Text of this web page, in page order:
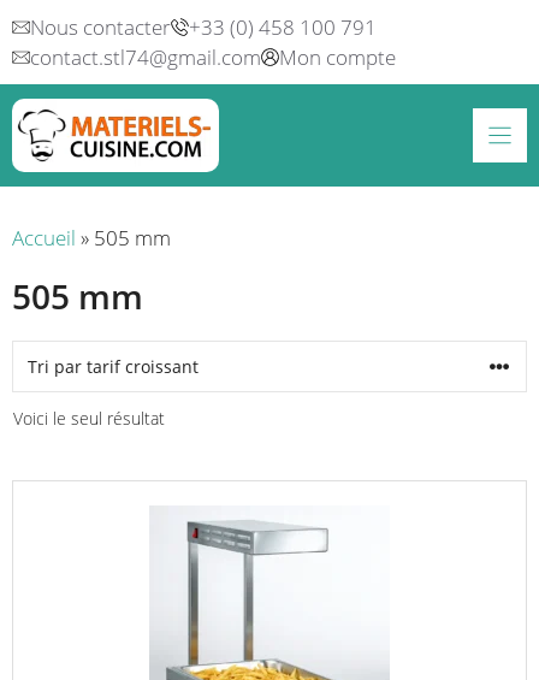
Aller
au
contenu
Nous contacter
+33 (0) 458 100 791
contact.stl74@gmail.com
Mon compte
Accueil » 505 mm
505 mm
Voici le seul résultat